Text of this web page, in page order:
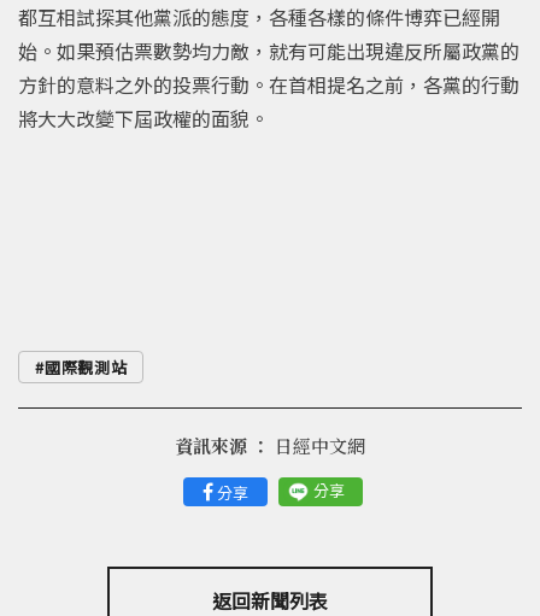
都互相試探其他黨派的態度，各種各樣的條件博弈已經開
始。如果預估票數勢均力敵，就有可能出現違反所屬政黨的
方針的意料之外的投票行動。在首相提名之前，各黨的行動
將大大改變下屆政權的面貌。
國際觀測站
分享 分享
資訊來源 ： 日經中文網
返回新聞列表